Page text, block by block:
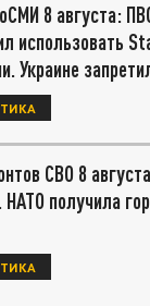
8 августа:
использовать
Украине
СВО 8
получила